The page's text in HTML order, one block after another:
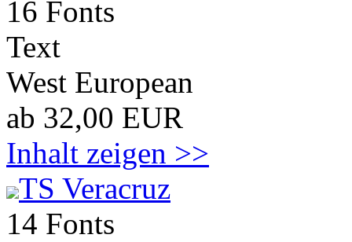
16 Fonts
Text
West European
ab 32,00 EUR
Inhalt zeigen >>
TS Veracruz
14 Fonts